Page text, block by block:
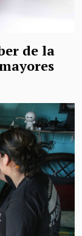
de la